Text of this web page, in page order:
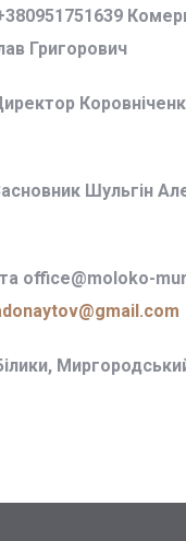
Григорович
Шульгін
office@moloko-